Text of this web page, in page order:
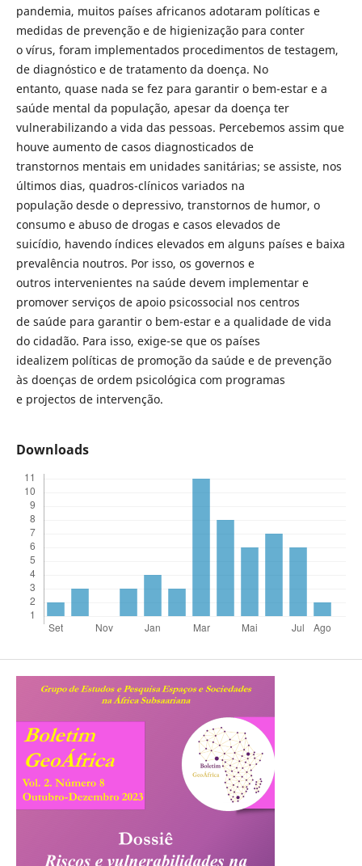
pandemia, muitos países africanos adotaram políticas e
medidas de prevenção e de higienização para conter
o vírus, foram implementados procedimentos de testagem,
de diagnóstico e de tratamento da doença. No
entanto, quase nada se fez para garantir o bem-estar e a
saúde mental da população, apesar da doença ter
vulnerabilizando a vida das pessoas. Percebemos assim que
houve aumento de casos diagnosticados de
transtornos mentais em unidades sanitárias; se assiste, nos
últimos dias, quadros-clínicos variados na
população desde o depressivo, transtornos de humor, o
consumo e abuso de drogas e casos elevados de
suicídio, havendo índices elevados em alguns países e baixa
prevalência noutros. Por isso, os governos e
outros intervenientes na saúde devem implementar e
promover serviços de apoio psicossocial nos centros
de saúde para garantir o bem-estar e a qualidade de vida
do cidadão. Para isso, exige-se que os países
idealizem políticas de promoção da saúde e de prevenção
às doenças de ordem psicológica com programas
e projectos de intervenção.
Downloads